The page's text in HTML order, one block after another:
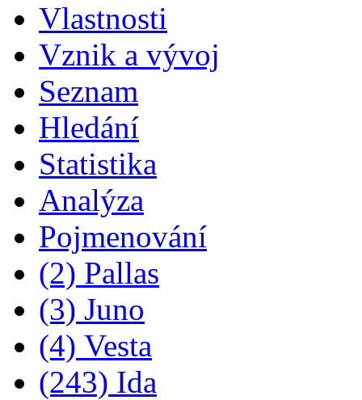
Vlastnosti
Vznik a vývoj
Seznam
Hledání
Statistika
Analýza
Pojmenování
(2) Pallas
(3) Juno
(4) Vesta
(243) Ida